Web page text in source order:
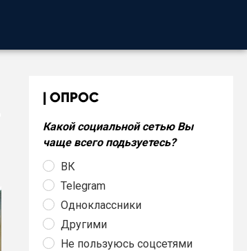
ОПРОС
Какой социальной сетью Вы
чаще всего подьзуетесь?
ВК
Telegram
Одноклассники
Другими
Не пользуюсь соцсетями